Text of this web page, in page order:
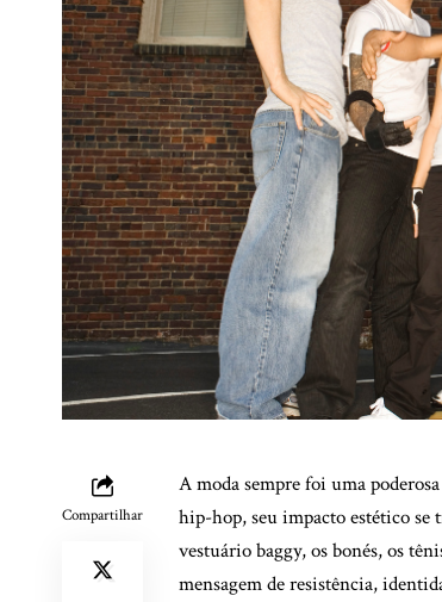
Compartilhar
A moda sempre foi uma
hip-hop, seu impacto estético
vestuário baggy, os bonés, os
mensagem de resistência,